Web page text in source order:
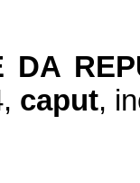
DA
caput,